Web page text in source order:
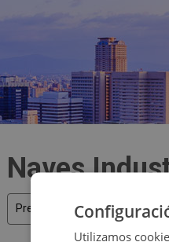
Naves
Precio
Utilizamos